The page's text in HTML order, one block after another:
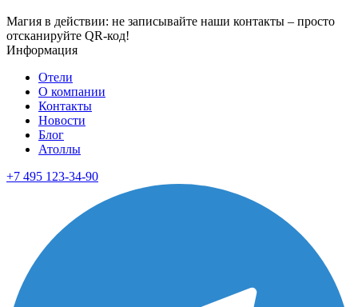
Магия в действии: не записывайте наши контакты – просто
отсканируйте QR-код!
Информация
Отели
О компании
Контакты
Новости
Блог
Атоллы
+7 495 123-34-90